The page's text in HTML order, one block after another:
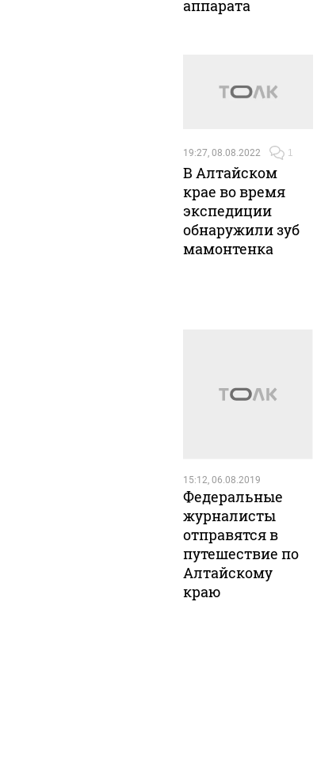
аппарата
19:27, 08.08.2022 1
В Алтайском
крае во время
экспедиции
обнаружили зуб
мамонтенка
15:12, 06.08.2019
Федеральные
журналисты
отправятся в
путешествие по
Алтайскому
краю